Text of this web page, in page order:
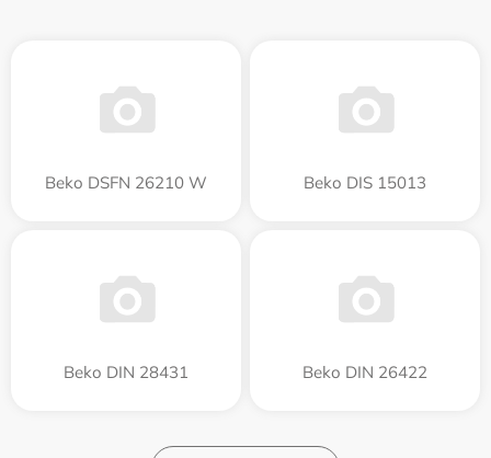
Beko DSFN 26210 W Beko DIS 15013
Beko DIN 28431 Beko DIN 26422